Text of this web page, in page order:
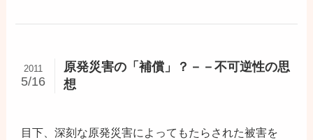
原発災害の「補償」？－－不可逆性の思
想
2011
5/16
目下、深刻な原発災害によってもたらされた被害を